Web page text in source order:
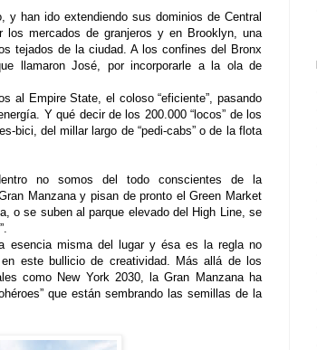
han ido extendiendo sus dominios de Central
los mercados de granjeros y en Brooklyn, una
tejados de la ciudad. A los confines del Bronx
llamaron José, por incorporarle a la ola de
al Empire State, el coloso “eficiente”, pasando
Y qué decir de los 200.000 “locos” de los
bici, del millar largo de “pedi-cabs” o de la flota
no somos del todo conscientes de la
Manzana y pisan de pronto el Green Market
o se suben al parque elevado del High Line, se
esencia misma del lugar y ésa es la regla no
este bullicio de creatividad. Más allá de los
como New York 2030, la Gran Manzana ha
que están sembrando las semillas de la